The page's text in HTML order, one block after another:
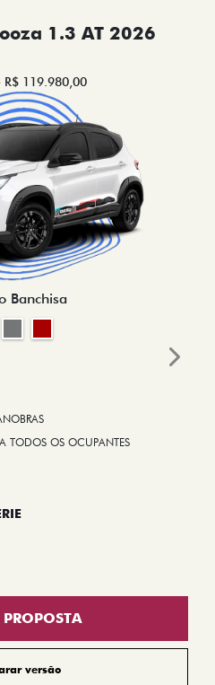
1.3 AT 2026
119.980,00
Banchisa
TODOS OS OCUPANTES
versão
Next